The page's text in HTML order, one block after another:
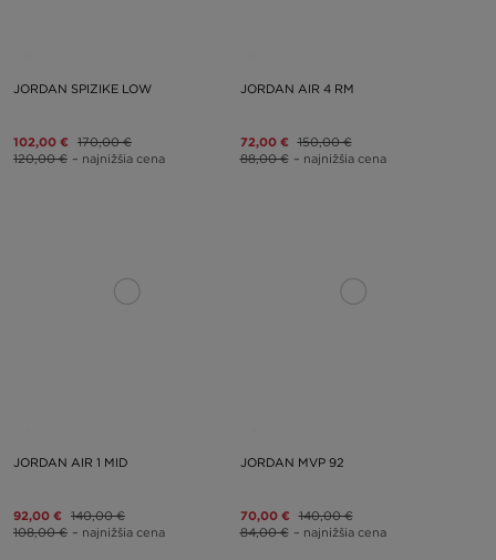
JORDAN SPIZIKE LOW
102,00 € 170,00 €
120,00 € – najnižšia cena
JORDAN AIR 4 RM
72,00 € 150,00 €
88,00 € – najnižšia cena
JORDAN AIR 1 MID
92,00 € 140,00 €
108,00 € – najnižšia cena
JORDAN MVP 92
70,00 € 140,00 €
84,00 € – najnižšia cena